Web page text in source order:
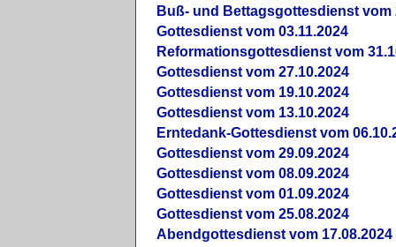
Buß- und Bettagsgottesdienst vom
Gottesdienst vom 03.11.2024
Reformationsgottesdienst vom
Gottesdienst vom 27.10.2024
Gottesdienst vom 19.10.2024
Gottesdienst vom 13.10.2024
Erntedank-Gottesdienst vom
Gottesdienst vom 29.09.2024
Gottesdienst vom 08.09.2024
Gottesdienst vom 01.09.2024
Gottesdienst vom 25.08.2024
Abendgottesdienst vom 17.08.2024